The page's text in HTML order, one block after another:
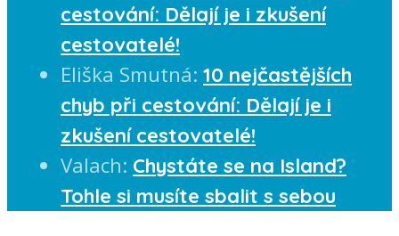
cestování: Dělají je i zkušení
cestovatelé!
Eliška Smutná: 10 nejčastějších
chyb při cestování: Dělají je i
zkušení cestovatelé!
Valach: Chystáte se na Island?
Tohle si musíte sbalit s sebou